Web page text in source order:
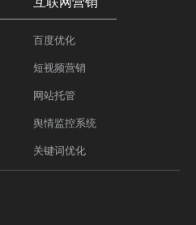
百度优化
短视频营销
网站托管
舆情监控系统
关键词优化